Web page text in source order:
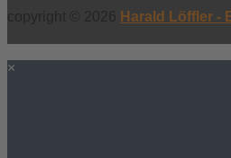
Harald Löffler -
×